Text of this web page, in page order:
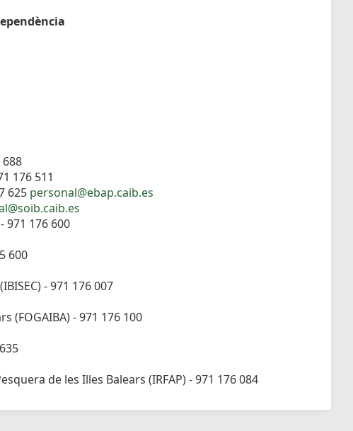
176 511
625 personal@ebap.caib.es
971 176 600
600
- 971 176 007
(FOGAIBA) - 971 176 100
de les Illes Balears (IRFAP) - 971 176 084